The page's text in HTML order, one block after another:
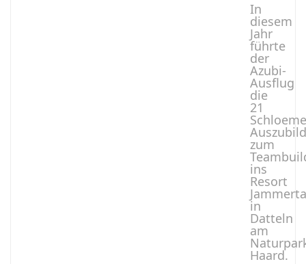
In
diesem
Jahr
führte
der
Azubi-
Ausflug
die
21
zum
ins
Resort
in
Datteln
am
Haard.